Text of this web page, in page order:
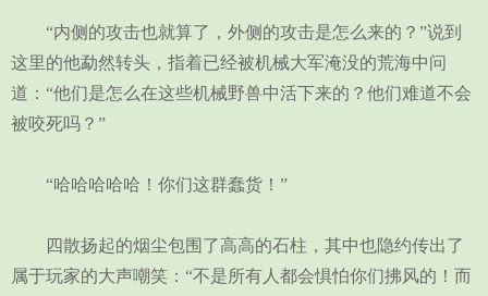
“内侧的攻击也就算了，外侧的攻击是怎么来的？”说到
这里的他勐然转头，指着已经被机械大军淹没的荒海中问
道：“他们是怎么在这些机械野兽中活下来的？他们难道不会
被咬死吗？”
“哈哈哈哈哈！你们这群蠢货！”
四散扬起的烟尘包围了高高的石柱，其中也隐约传出了
属于玩家的大声嘲笑：“不是所有人都会惧怕你们拂风的！而